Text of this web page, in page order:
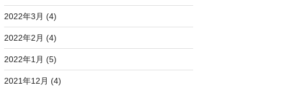
2022年3月 (4)
2022年2月 (4)
2022年1月 (5)
2021年12月 (4)